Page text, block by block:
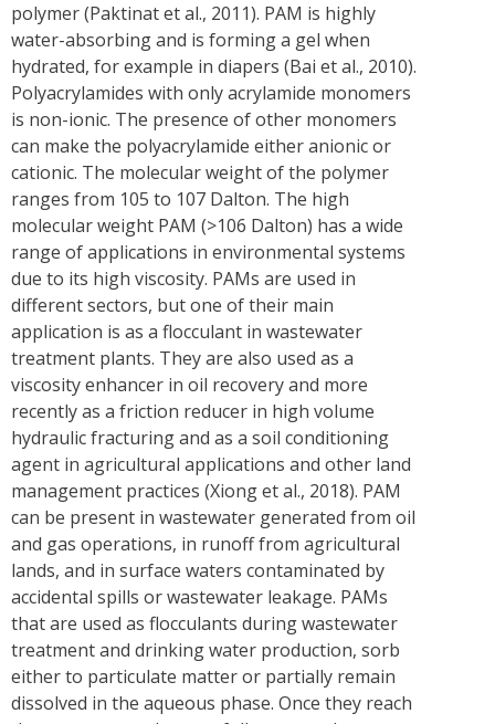
polymer (Paktinat et al., 2011). PAM is highly
water-absorbing and is forming a gel when
hydrated, for example in diapers (Bai et al., 2010).
Polyacrylamides with only acrylamide monomers
is non-ionic. The presence of other monomers
can make the polyacrylamide either anionic or
cationic. The molecular weight of the polymer
ranges from 105 to 107 Dalton. The high
molecular weight PAM (>106 Dalton) has a wide
range of applications in environmental systems
due to its high viscosity. PAMs are used in
different sectors, but one of their main
application is as a flocculant in wastewater
treatment plants. They are also used as a
viscosity enhancer in oil recovery and more
recently as a friction reducer in high volume
hydraulic fracturing and as a soil conditioning
agent in agricultural applications and other land
management practices (Xiong et al., 2018). PAM
can be present in wastewater generated from oil
and gas operations, in runoff from agricultural
lands, and in surface waters contaminated by
accidental spills or wastewater leakage. PAMs
that are used as flocculants during wastewater
treatment and drinking water production, sorb
either to particulate matter or partially remain
dissolved in the aqueous phase. Once they reach